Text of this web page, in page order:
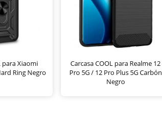
para Xiaomi
Ring Negro
Carcasa COOL para Realme 12
Pro 5G / 12 Pro Plus 5G Carbón
Negro